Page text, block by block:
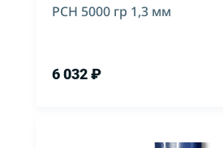
РСН 5000 гр 1,3 мм
6 032 ₽